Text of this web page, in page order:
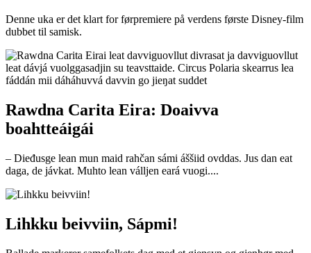
Denne uka er det klart for førpremiere på verdens første Disney-film
dubbet til samisk.
Rawdna Carita Eira: Doaivva
boahtteáigái
– Dieđusge lean mun maid rahčan sámi áššiid ovddas. Jus dan eat
daga, de jávkat. Muhto lean válljen eará vuogi....
Lihkku beivviin, Sápmi!